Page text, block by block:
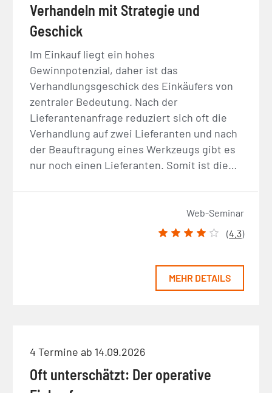
Verhandeln mit Strategie und
Geschick
Im Einkauf liegt ein hohes
Gewinnpotenzial, daher ist das
Verhandlungsgeschick des Einkäufers von
zentraler Bedeutung. Nach der
Lieferantenanfrage reduziert sich oft die
Verhandlung auf zwei Lieferanten und nach
der Beauftragung eines Werkzeugs gibt es
nur noch einen Lieferanten. Somit ist die…
Web-Seminar
(4.3)
MEHR DETAILS
4 Termine ab 14.09.2026
Oft unterschätzt: Der operative